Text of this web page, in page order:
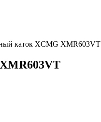
каток XCMG XMR603VT